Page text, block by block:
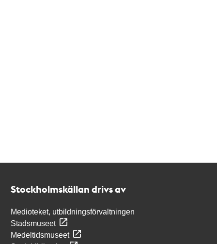
Stockholmskällan drivs av
Medioteket, utbildningsförvaltningen
Stadsmuseet
Medeltidsmuseet